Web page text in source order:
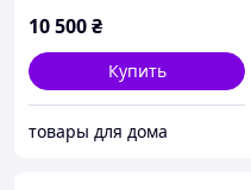
10 500₴
Купить
товары для дома